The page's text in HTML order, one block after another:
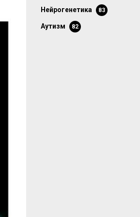
нейрогенетика 83
аутизм 82